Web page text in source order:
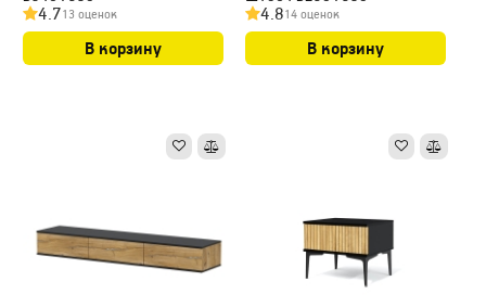
4.713 оценок
В корзину
4.814 оценок
В корзину